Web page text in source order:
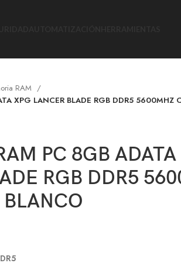
RAM
XPG LANCER BLADE RGB DDR5 5600MHZ
PC 8GB ADATA
RGB DDR5